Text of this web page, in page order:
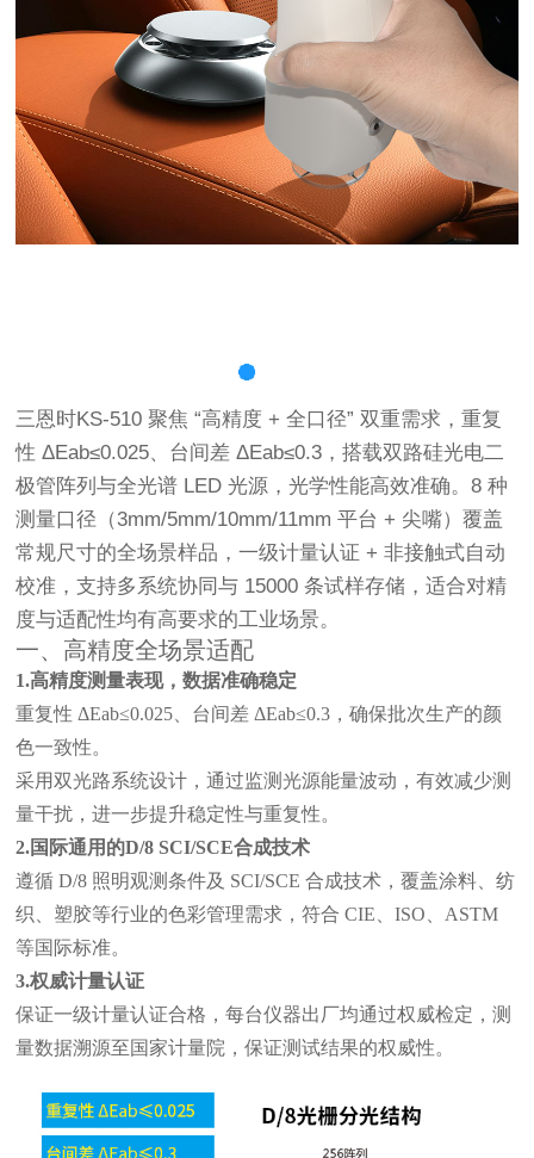
三恩时KS-510 聚焦 “高精度 + 全口径” 双重需求，重复
性 ΔEab≤0.025、台间差 ΔEab≤0.3，搭载双路硅光电二
极管阵列与全光谱 LED 光源，光学性能高效准确。8 种
测量口径（3mm/5mm/10mm/11mm 平台 + 尖嘴）覆盖
常规尺寸的全场景样品，一级计量认证 + 非接触式自动
校准，支持多系统协同与 15000 条试样存储，适合对精
度与适配性均有高要求的工业场景。
一、高精度全场景适配
1.高精度测量表现，数据准确稳定
重复性 ΔEab≤0.025、台间差 ΔEab≤0.3 ，确保批次生产的颜
色一致性。
采用双光路系统设计，通过监测光源能量波动，有效减少测
量干扰，进一步提升稳定性与重复性。
2.国际通用的D/8 SCI/SCE合成技术
遵循 D/8 照明观测条件及 SCI/SCE 合成技术，覆盖涂料、纺
织、塑胶等行业的色彩管理需求，符合 CIE、ISO、ASTM
等国际标准。
3.权威计量认证
保证一级计量认证合格，每台仪器出厂均通过权威检定，测
量数据溯源至国家计量院，保证测试结果的权威性。